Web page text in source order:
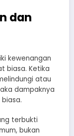
dan
kewenangan
biasa. Ketika
atau
dampaknya
terbukti
bukan